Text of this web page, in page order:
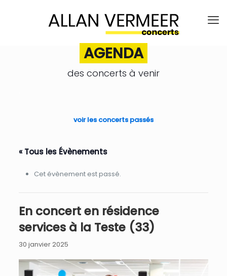
AGENDA
des concerts à venir
voir les concerts passés
« Tous les Évènements
Cet évènement est passé.
En concert en résidence
services à la Teste (33)
30 janvier 2025